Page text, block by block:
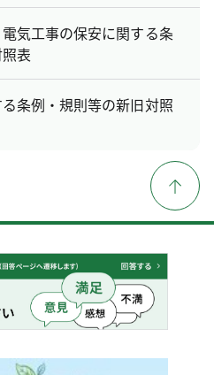
気工事の保安に関する条
表
条例・規則等の新旧対照